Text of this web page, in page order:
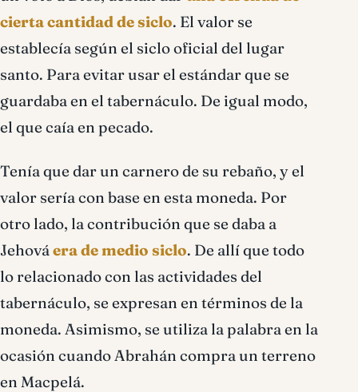
cierta cantidad de siclo. El valor se
establecía según el siclo oficial del lugar
santo. Para evitar usar el estándar que se
guardaba en el tabernáculo. De igual modo,
el que caía en pecado.
Tenía que dar un carnero de su rebaño, y el
valor sería con base en esta moneda. Por
otro lado, la contribución que se daba a
Jehováera de medio siclo. De allí que todo
lo relacionado con las actividades del
tabernáculo, se expresan en términos de la
moneda. Asimismo, se utiliza la palabra en la
ocasión cuando Abrahán compra un terreno
en Macpelá.